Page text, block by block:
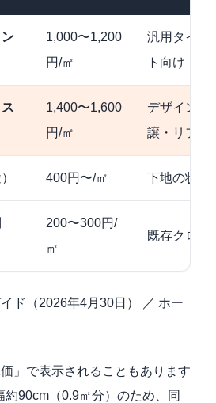
1,000〜1,200
円/㎡
汎用タイプ
ト向け
1,400〜1,600
円/㎡
デザイン・
譲・リフォ
400円〜/㎡ 下地の状態
200〜300円/
㎡
既存クロス
ド（2026年4月30日） ／ ホー
」で表示されることもあります
約90cm（0.9㎡分）のため、同